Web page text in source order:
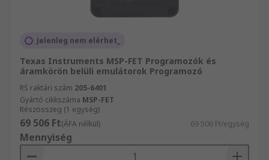
Jelenleg nem elérhet_
Texas Instruments MSP-FET Programozók és
áramkörön belüli emulátorok Programozó
RS raktári szám 205-6401
Gyártó cikkszáma MSP-FET
Részösszeg (1 egység)
69 506 Ft(ÁFA nélkül) 69 506 Ft/egység
Mennyiség